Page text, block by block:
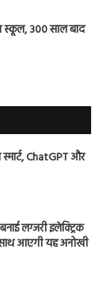
स्कूल, 300 साल बाद
ChatGPT और
लग्जरी इलेक्ट्रिक
आएगी यह अनोखी